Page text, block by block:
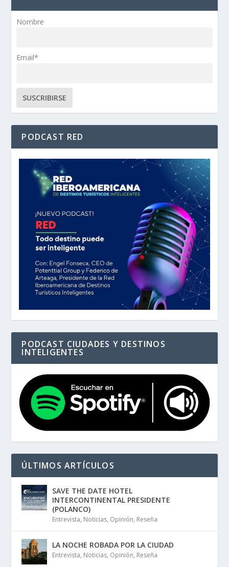
Nombre
Email*
PODCAST RED
PODCAST CIUDADES Y DESTINOS
INTELIGENTES
ÚLTIMOS ARTÍCULOS
SAVE THE DATE HOTEL
INTERCONTINENTAL PRESIDENTE
(POLANCO)
Entrevista, Noticias, Opinión, Reseña
LA NOCHE ROBADA POR LA CIUDAD
Entrevista, Noticias, Opinión, Reseña